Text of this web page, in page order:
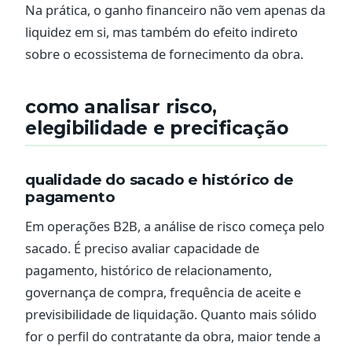
Na prática, o ganho financeiro não vem apenas da
liquidez em si, mas também do efeito indireto
sobre o ecossistema de fornecimento da obra.
como analisar risco,
elegibilidade e precificação
qualidade do sacado e histórico de
pagamento
Em operações B2B, a análise de risco começa pelo
sacado. É preciso avaliar capacidade de
pagamento, histórico de relacionamento,
governança de compra, frequência de aceite e
previsibilidade de liquidação. Quanto mais sólido
for o perfil do contratante da obra, maior tende a